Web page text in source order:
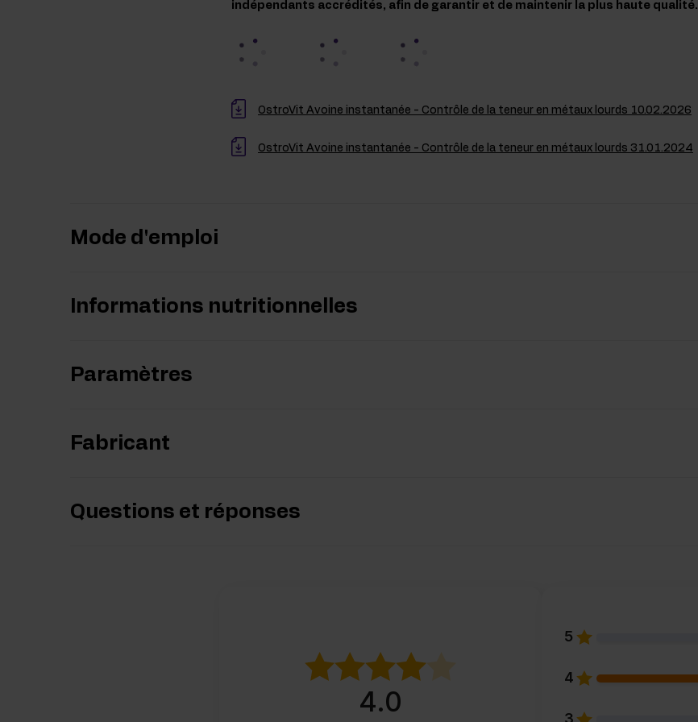
indépendants accrédités, afin de garantir et de maintenir la plus haute qualité.
OstroVit Avoine instantanée - Contrôle de la teneur en métaux lourds 10.02.2026
OstroVit Avoine instantanée - Contrôle de la teneur en métaux lourds 31.01.2024
Mode d'emploi
Informations nutritionnelles
Paramètres
Fabricant
Questions et réponses
4.0
5
4
3